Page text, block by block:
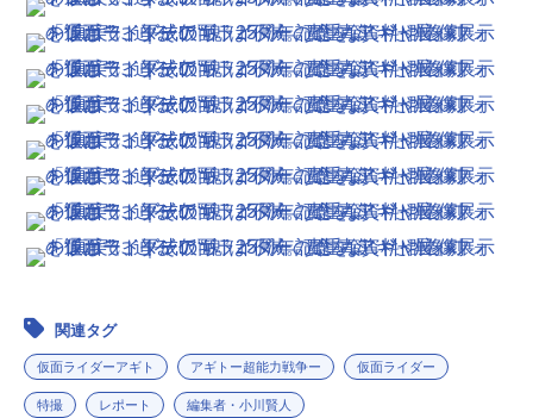
春アニメ 夏アニメ
秋アニメ 冬アニメ
男性声優/女性声優一覧
FOLLOW US
関連タグ
仮面ライダーアギト アギトー超能力戦争ー 仮面ライダー
特撮 レポート 編集者・小川賢人